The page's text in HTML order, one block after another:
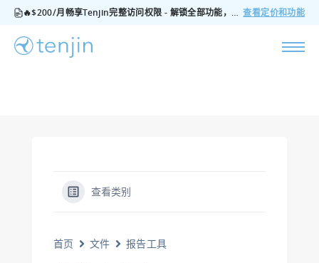
🔥$200/月畅享Tenjin完整访问权限 - 解锁全部功能，无隐藏费用，随时可取消 查看定价和功能
查看类别
首页 文件 报告工具